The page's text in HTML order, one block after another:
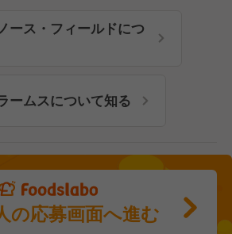
ース・フィールドにつ
ームスについて知る
の応募画面へ進む